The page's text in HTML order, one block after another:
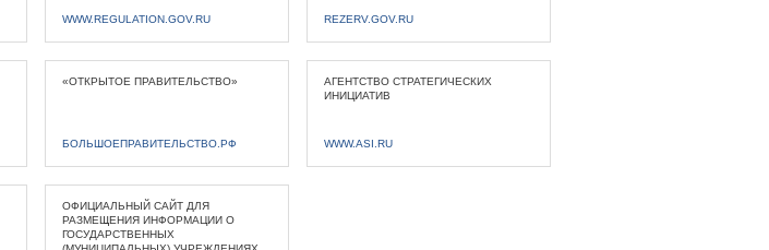
WWW.REGULATION.GOV.RU REZERV.GOV.RU
«ОТКРЫТОЕ ПРАВИТЕЛЬСТВО»
БОЛЬШОЕПРАВИТЕЛЬСТВО.РФ
АГЕНТСТВО СТРАТЕГИЧЕСКИХ
ИНИЦИАТИВ
WWW.ASI.RU
ОФИЦИАЛЬНЫЙ САЙТ ДЛЯ
РАЗМЕЩЕНИЯ ИНФОРМАЦИИ О
ГОСУДАРСТВЕННЫХ